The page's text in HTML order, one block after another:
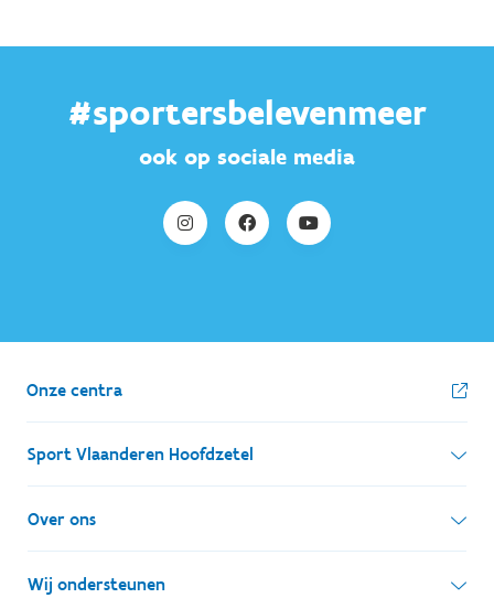
#sportersbelevenmeer
ook op sociale media
Onze centra
Sport Vlaanderen Hoofdzetel
Simon Bolivarlaan 17
1000 Brussel
Over ons
Wie zijn we, wat doen we
Wij ondersteunen